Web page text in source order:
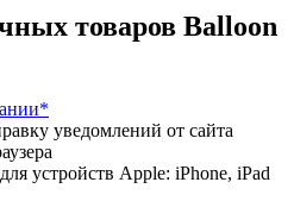
товаров Balloon
уведомлений от сайта
устройств Apple: iPhone, iPad